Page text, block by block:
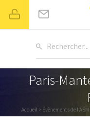
Rechercher...
Paris-
Accueil > Évènements de l'ASM